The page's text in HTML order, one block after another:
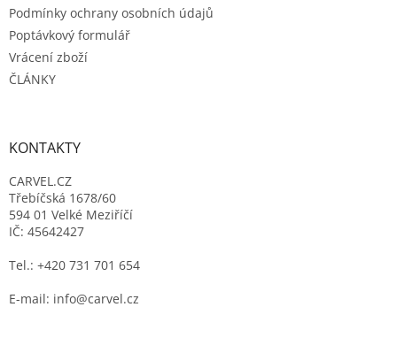
Podmínky ochrany osobních údajů
Poptávkový formulář
Vrácení zboží
ČLÁNKY
KONTAKTY
CARVEL.CZ
Třebíčská 1678/60
594 01 Velké Meziříčí
IČ: 45642427
Tel.: +420 731 701 654
E-mail: info@carvel.cz